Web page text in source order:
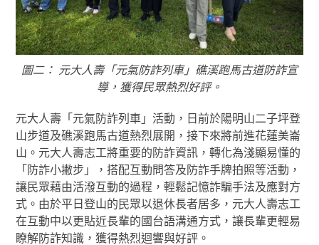
圖二： 元大人壽「元氣防詐列車」礁溪跑馬古道防詐宣
導，獲得民眾熱烈好評。
元大人壽「元氣防詐列車」活動，日前於陽明山二子坪登
山步道及礁溪跑馬古道熱烈展開，接下來將前進花蓮美崙
山。元大人壽志工將重要的防詐資訊，轉化為淺顯易懂的
「防詐小撇步」，搭配互動問答及防詐手牌拍照等活動，
讓民眾藉由活潑互動的過程，輕鬆記憶詐騙手法及應對方
式。由於平日登山的民眾以退休長者居多，元大人壽志工
在互動中以更貼近長輩的國台語溝通方式，讓長輩更輕易
瞭解防詐知識，獲得熱烈迴響與好評。